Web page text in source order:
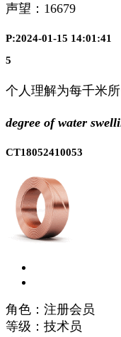
声望： 16679
P:2024-01-15 14:01:41
5
个人理解为每千米
degree of water
CT18052410053
角色：注册会员
等级：技术员